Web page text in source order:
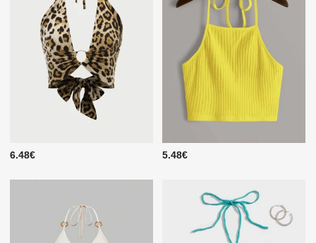
6.48€ 5.48€